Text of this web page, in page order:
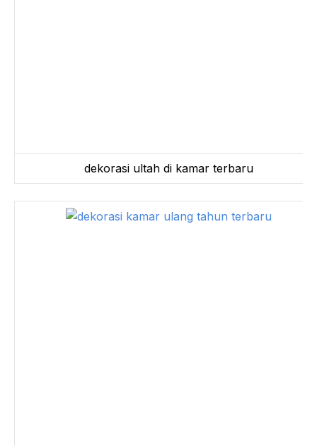
dekorasi ultah di kamar terbaru